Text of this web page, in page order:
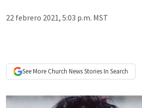
22 febrero 2021, 5:03 p.m. MST
See More Church NewsStories In Search